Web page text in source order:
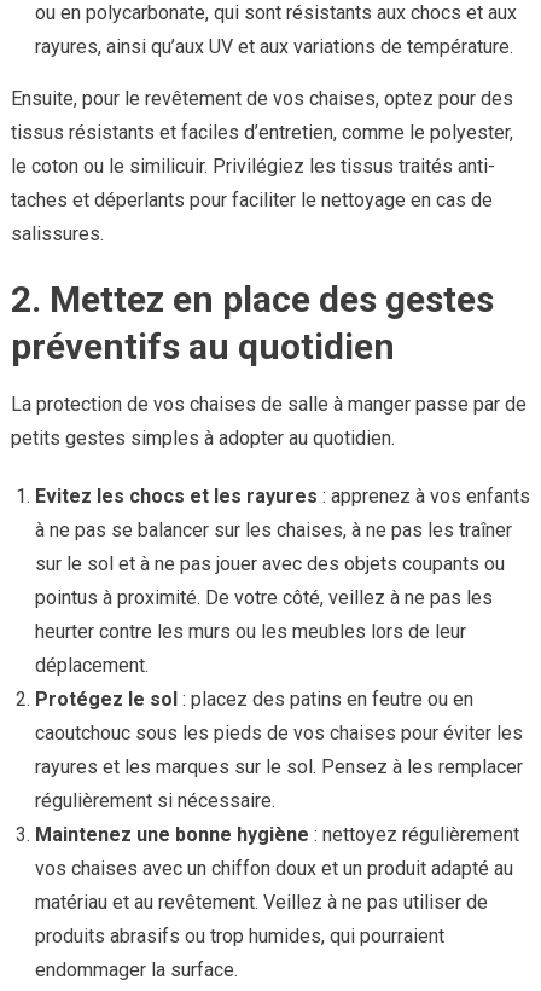
ou en polycarbonate, qui sont résistants aux chocs et aux
rayures, ainsi qu’aux UV et aux variations de température.
Ensuite, pour le revêtement de vos chaises, optez pour des
tissus résistants et faciles d’entretien, comme le polyester,
le coton ou le similicuir. Privilégiez les tissus traités anti-
taches et déperlants pour faciliter le nettoyage en cas de
salissures.
2. Mettez en place des gestes
préventifs au quotidien
La protection de vos chaises de salle à manger passe par de
petits gestes simples à adopter au quotidien.
Evitez les chocs et les rayures : apprenez à vos enfants
à ne pas se balancer sur les chaises, à ne pas les traîner
sur le sol et à ne pas jouer avec des objets coupants ou
pointus à proximité. De votre côté, veillez à ne pas les
heurter contre les murs ou les meubles lors de leur
déplacement.
Protégez le sol : placez des patins en feutre ou en
caoutchouc sous les pieds de vos chaises pour éviter les
rayures et les marques sur le sol. Pensez à les remplacer
régulièrement si nécessaire.
Maintenez une bonne hygiène : nettoyez régulièrement
vos chaises avec un chiffon doux et un produit adapté au
matériau et au revêtement. Veillez à ne pas utiliser de
produits abrasifs ou trop humides, qui pourraient
endommager la surface.